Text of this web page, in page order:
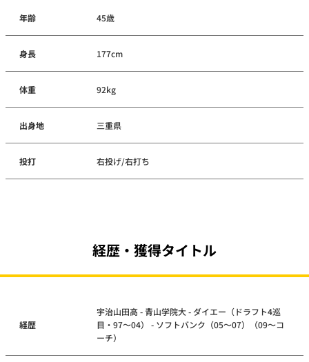
年齢 45歳
身長 177cm
体重 92kg
出身地 三重県
投打 右投げ/右打ち
経歴・獲得タイトル
経歴
宇治山田高 - 青山学院大 - ダイエー（ドラフト4巡
目・97～04） - ソフトバンク（05～07）（09～コ
ーチ）